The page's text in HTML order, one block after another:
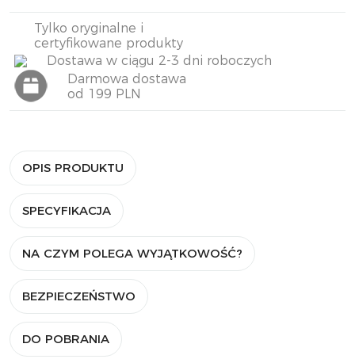
Tylko oryginalne i
certyfikowane produkty
Dostawa w ciągu 2-3 dni roboczych
Darmowa dostawa
od 199 PLN
OPIS PRODUKTU
SPECYFIKACJA
NA CZYM POLEGA WYJĄTKOWOŚĆ?
BEZPIECZEŃSTWO
DO POBRANIA